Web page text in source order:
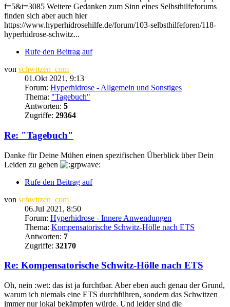
f=5&t=3085 Weitere Gedanken zum Sinn eines Selbsthilfeforums
finden sich aber auch hier
https://www.hyperhidrosehilfe.de/forum/103-selbsthilfeforen/118-
hyperhidrose-schwitz...
Rufe den Beitrag auf
von schwitzen_com
01.Okt 2021, 9:13
Forum: Hyperhidrose - Allgemein und Sonstiges
Thema: "Tagebuch"
Antworten: 5
Zugriffe: 29364
Re: "Tagebuch"
Danke für Deine Mühen einen spezifischen Überblick über Dein
Leiden zu geben
Rufe den Beitrag auf
von schwitzen_com
06.Jul 2021, 8:50
Forum: Hyperhidrose - Innere Anwendungen
Thema: Kompensatorische Schwitz-Hölle nach ETS
Antworten: 7
Zugriffe: 32170
Re: Kompensatorische Schwitz-Hölle nach ETS
Oh, nein :wet: das ist ja furchtbar. Aber eben auch genau der Grund,
warum ich niemals eine ETS durchführen, sondern das Schwitzen
immer nur lokal bekämpfen würde. Und leider sind die